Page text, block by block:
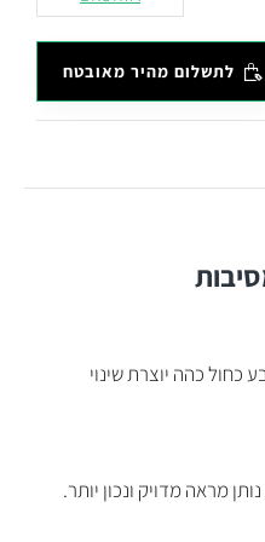
לתשלום מהיר מאובטח
כהה יוצרת שינוי
מראה מדויק ונכון יותר.